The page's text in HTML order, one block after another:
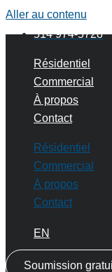
Aller au contenu
514 974-5728
Résidentiel
Commercial
À propos
Contact
Résidentiel
Commercial
À propos
Contact
EN
Soumission